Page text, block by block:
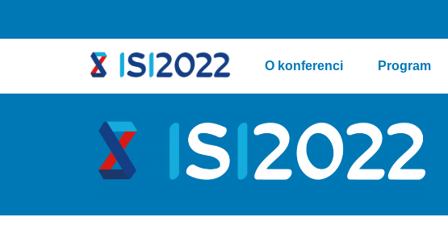
O konferenci Program